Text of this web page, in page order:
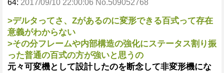
64: 2017/09/10 22:00:06 No.509052768
>デルタってさ、Zがあるのに変形できる百式って存在
意義がわからない
>その分フレームや内部構造の強化にステータス割り振
った普通の百式の方が強いと思うの
元々可変機として設計したのを断念して非変形機にな